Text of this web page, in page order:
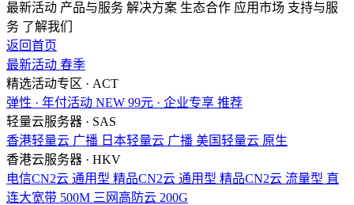
最新活动 产品与服务 解决方案 生态合作 应用市场 支持与服
务 了解我们
返回首页
最新活动 春季
精选活动专区 · ACT
弹性 · 年付活动 NEW 99元 · 企业专享 推荐
轻量云服务器 · SAS
香港轻量云 广播 日本轻量云 广播 美国轻量云 原生
香港云服务器 · HKV
电信CN2云 通用型 精品CN2云 通用型 精品CN2云 流量型 直
连大宽带 500M 三网高防云 200G